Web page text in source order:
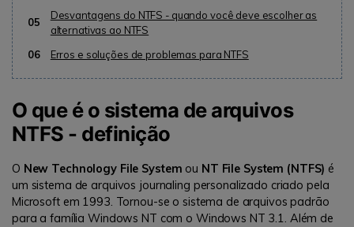
05
Desvantagens do NTFS - quando você deve escolher as
alternativas ao NTFS
06
Erros e soluções de problemas para NTFS
O que é o sistema de arquivos
NTFS - definição
O New Technology File System ou NT File System (NTFS) é
um sistema de arquivos journaling personalizado criado pela
Microsoft em 1993. Tornou-se o sistema de arquivos padrão
para a família Windows NT com o Windows NT 3.1. Além de